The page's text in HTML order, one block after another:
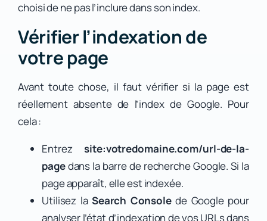
choisi de ne pas l’inclure dans son index.
Vérifier l’indexation de
votre page
Avant toute chose, il faut vérifier si la page est
réellement absente de l’index de Google. Pour
cela :
Entrezsite:votredomaine.com/url-de-la-
pagedans la barre de recherche Google. Si la
page apparaît, elle est indexée.
Utilisez la Search Consolede Google pour
analyser l’état d’indexation de vos URLs dans